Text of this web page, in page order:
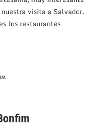
visita a Salvador.
los restaurantes
.